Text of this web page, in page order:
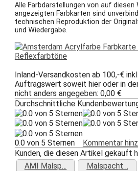
Alle Farbdarstellungen von auf diesen
angezeigten Farbkarten sind
technischen Reproduktion der
und Wiedergabe.
Inland-Versandkosten ab 100,-€
Auftragswert soweit hier oder in
nicht anders angegeben: 0,00 €
Durchschnittliche
0.0 von 5 Sternen Kommentar
Kunden, die diesen Artikel gekauft
AMI Malsp…
Malspacht…